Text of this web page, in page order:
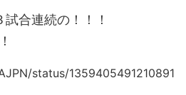
合連続の！！！
status/1359405491210891